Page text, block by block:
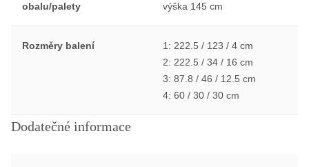
obalu/palety
výška 145 cm
Rozměry balení
1: 222.5 / 123 / 4 cm
2: 222.5 / 34 / 16 cm
3: 87.8 / 46 / 12.5 cm
4: 60 / 30 / 30 cm
Dodatečné informace